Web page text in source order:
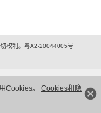
Cookies。 Cookies和隐
权利。粤A2-20044005号